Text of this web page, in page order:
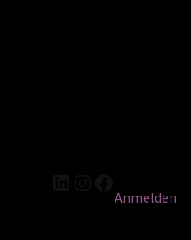
Anmelden